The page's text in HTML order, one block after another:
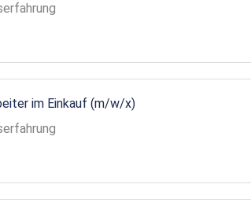
im Einkauf (m/w/x)